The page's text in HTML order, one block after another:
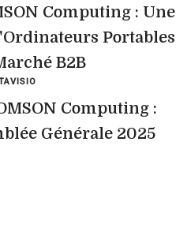
Computing : Une
Portables
B2B
Computing :
Générale 2025